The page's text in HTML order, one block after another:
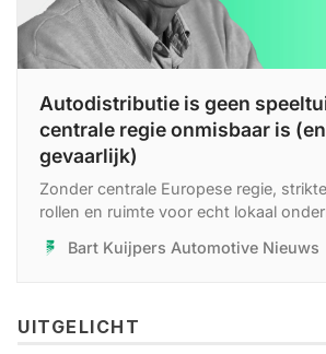
Autodistributie is geen
centrale regie onmisbaar is
gevaarlijk)
Zonder centrale Europese regie,
rollen en ruimte voor echt lokaal
kaartenhuis.
Bart Kuijpers Automotive Nieuws
UITGELICHT